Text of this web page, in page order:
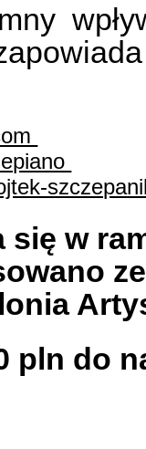
w
pln do